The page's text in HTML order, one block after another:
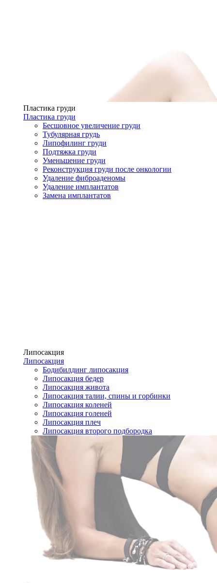
Пластика груди
Пластика груди
Бесшовное увеличение груди
Тубулярная грудь
Липофилинг груди
Подтяжка груди
Уменьшение груди
Реконструкция груди после онкологии
Удаление фиброаденомы
Удаление имплантатов
Замена имплантатов
Липосакция
Липосакция
Бодибилдинг липосакция
Липосакция бедер
Липосакция живота
Липосакция талии, спины и горбинки
Липосакция коленей
Липосакция голеней
Липосакция плеч
Липосакция второго подбородка